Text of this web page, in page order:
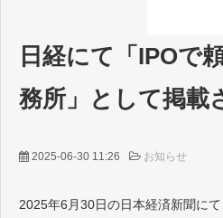
お問い合
日経にて「IPOで
務所」として掲載
2025-06-30 11:26 お知らせ
2025年6月30日の日本経済新聞に